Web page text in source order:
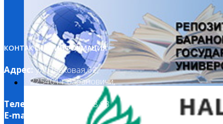
КОНТАКТНАЯ ИНФОРМАЦИЯ
Адрес:ул. Парковая 62,
225401 г.Барановичи,
Брестская область
Телефон:
8 (163) 60 58 93
E-mail: